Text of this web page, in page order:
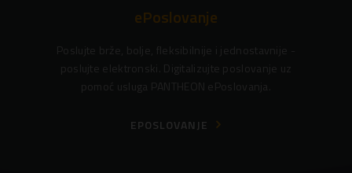
ePoslovanje
Poslujte brže, bolje, fleksibilnije i jednostavnije -
poslujte elektronski. Digitalizujte poslovanje uz
pomoć usluga PANTHEON ePoslovanja.
EPOSLOVANJE